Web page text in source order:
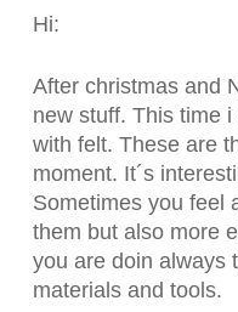
Hi:
After christmas and
new stuff. This time
with felt. These are
moment. It´s
Sometimes you feel
them but also more
you are doin always
materials and tools.